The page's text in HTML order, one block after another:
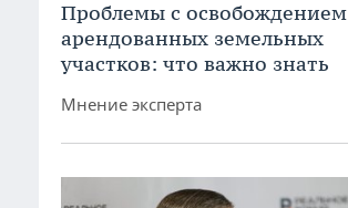
Проблемы с освобождением
арендованных земельных
участков: что важно знать
Мнение эксперта